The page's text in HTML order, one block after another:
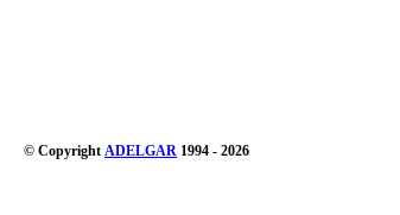
© Copyright ADELGAR 1994 - 2026